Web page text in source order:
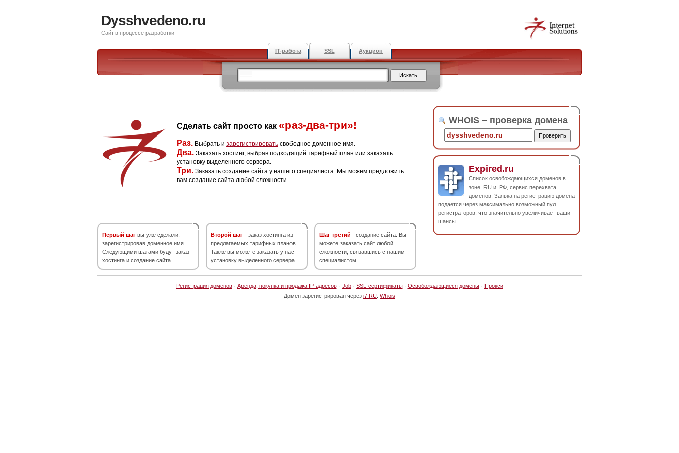
Dysshvedeno.ru
Сайт в процессе разработки
IT-работа SSL Аукцион
Сделать сайт просто как «раз-два-три»!
Раз. Выбрать и зарегистрировать свободное доменное имя.
Два. Заказать хостинг, выбрав подходящий тарифный план или заказать
установку выделенного сервера.
Три. Заказать создание сайта у нашего специалиста. Мы можем предложить
вам создание сайта любой сложности.
Первый шаг вы уже сделали,
зарегистрировав доменное имя.
Следующими шагами будут заказ
хостинга и создание сайта.
Второй шаг - заказ хостинга из
предлагаемых тарифных планов.
Также вы можете заказать у нас
установку выделенного сервера.
Шаг третий - создание сайта. Вы
можете заказать сайт любой
сложности, связавшись с нашим
специалистом.
WHOIS – проверка домена
Expired.ru
Список освобождающихся доменов в
зоне .RU и .РФ, сервис перехвата
доменов. Заявка на регистрацию домена
подается через максимально возможный пул
регистраторов, что значительно увеличивает ваши
шансы.
Регистрация доменов· Аренда, покупка и продажа IP-адресов· Job· SSL-сертификаты· Освобождающиеся домены· Прокси
Домен зарегистрирован через i7.RU Whois